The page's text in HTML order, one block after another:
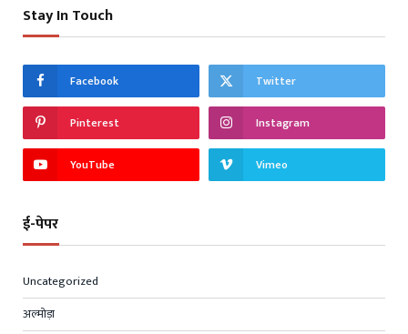
Stay In Touch
Facebook Twitter
Pinterest Instagram
YouTube Vimeo
ई-पेपर
Uncategorized
अल्मोड़ा